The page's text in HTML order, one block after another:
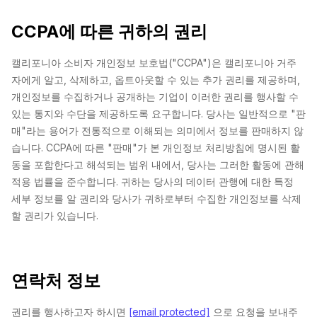
CCPA에 따른 귀하의 권리
캘리포니아 소비자 개인정보 보호법("CCPA")은 캘리포니아 거주
자에게 알고, 삭제하고, 옵트아웃할 수 있는 추가 권리를 제공하며,
개인정보를 수집하거나 공개하는 기업이 이러한 권리를 행사할 수
있는 통지와 수단을 제공하도록 요구합니다. 당사는 일반적으로 "판
매"라는 용어가 전통적으로 이해되는 의미에서 정보를 판매하지 않
습니다. CCPA에 따른 "판매"가 본 개인정보 처리방침에 명시된 활
동을 포함한다고 해석되는 범위 내에서, 당사는 그러한 활동에 관해
적용 법률을 준수합니다. 귀하는 당사의 데이터 관행에 대한 특정
세부 정보를 알 권리와 당사가 귀하로부터 수집한 개인정보를 삭제
할 권리가 있습니다.
연락처 정보
권리를 행사하고자 하시면 [email protected] 으로 요청을 보내주